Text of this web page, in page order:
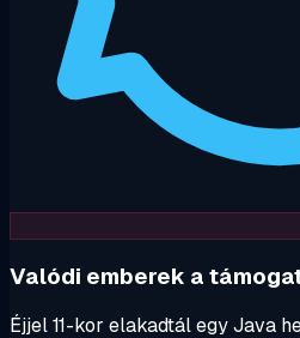
Valódi emberek a
Éjjel 11-kor elakadtál egy Java